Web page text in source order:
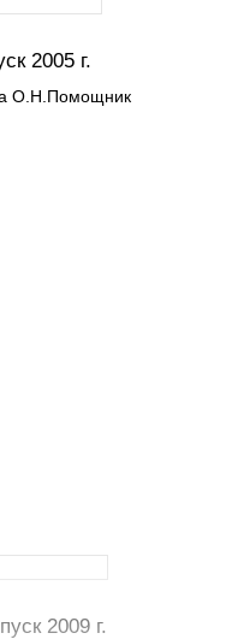
2005 г.
О.Н.Помощник
2009 г.